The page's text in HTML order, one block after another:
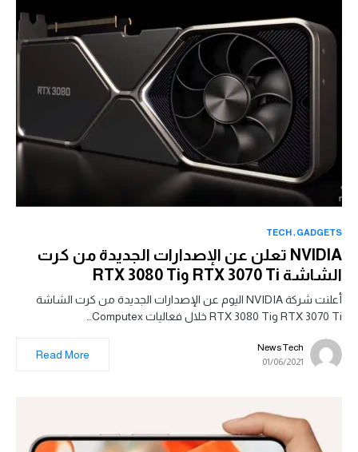
GADGETS
TECH
NVIDIA تعلن عن الإصدارات الجديدة من كرت
الشاشة RTX 3070 Ti وRTX 3080 Ti
أعلنت شركة NVIDIA اليوم عن الإصدارات الجديدة من كرت الشاشة
RTX 3070 Ti وRTX 3080 Ti خلال فعاليات Computex…
News Tech
01/06/2021
Read More